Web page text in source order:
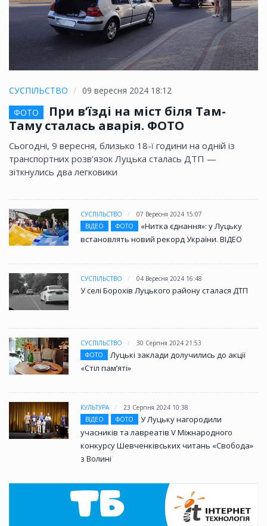
СУСПІЛЬСТВО
09 вересня 2024 18:12
ФОТО
При в’їзді на міст біля Там-
Таму сталась аварія. ФОТО
Сьогодні, 9 вересня, близько 18-ї години на одній із
транспортних розв’язок Луцька сталась ДТП —
зіткнулись два легковики
СУСПІЛЬСТВО
07 Вересня 2024 15:07
ВІДЕО
ФОТО
«Нитка єднання»: у Луцьку
встановлять новий рекорд України. ВІДЕО
СУСПІЛЬСТВО 04 Вересня 2024 16:48
У селі Борохів Луцького району сталася ДТП
СУСПІЛЬСТВО
30 Серпня 2024 21:53
ФОТО
Луцькі заклади долучились до акції
«Стіл памʼяті»
КУЛЬТУРА
23 Серпня 2024 10:38
ВІДЕО
ФОТО
У Луцьку нагородили
учасників та лавреатів V Міжнародного
конкурсу Шевченківських читань «Свобода»
з Волині